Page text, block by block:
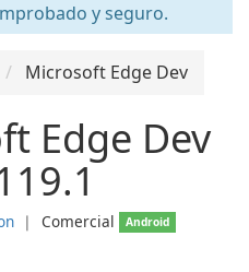
y seguro.
Microsoft Edge Dev
Edge Dev
❘ Comercial
Android